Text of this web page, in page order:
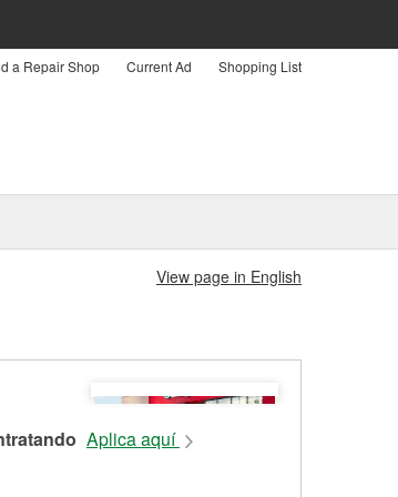
a Repair Shop Current Ad Shopping List
View page in English
Aplica aquí